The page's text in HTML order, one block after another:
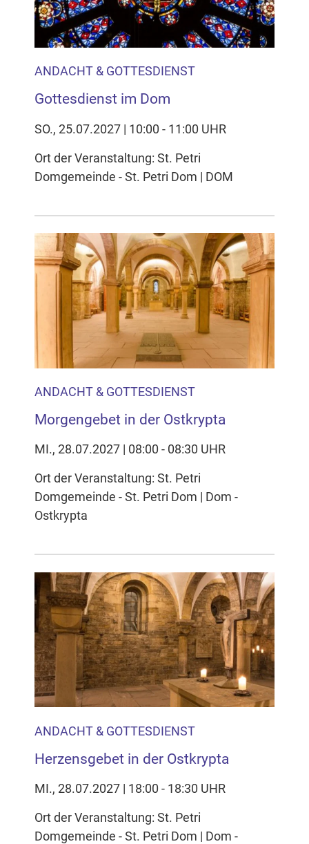
ANDACHT & GOTTESDIENST
Gottesdienst im Dom
SO., 25.07.2027 | 10:00 - 11:00 UHR
Ort der Veranstaltung: St. Petri
Domgemeinde - St. Petri Dom | DOM
ANDACHT & GOTTESDIENST
Morgengebet in der Ostkrypta
MI., 28.07.2027 | 08:00 - 08:30 UHR
Ort der Veranstaltung: St. Petri
Domgemeinde - St. Petri Dom | Dom -
Ostkrypta
ANDACHT & GOTTESDIENST
Herzensgebet in der Ostkrypta
MI., 28.07.2027 | 18:00 - 18:30 UHR
Ort der Veranstaltung: St. Petri
Domgemeinde - St. Petri Dom | Dom -